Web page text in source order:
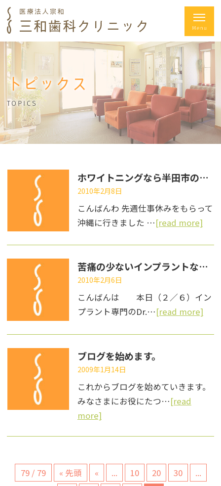
トピックス
TOPICS
ホワイトニングなら半田市の三和歯科
2010年2月8日
こんばんわ 先週仕事休みをもらって
沖縄に行きました …[read more]
苦痛の少ないインプラントなら半田市の三和歯科
2010年2月6日
こんばんは 本日（２／６）イン
プラント専門のDr.…[read more]
ブログを始めます。
2009年1月14日
これからブログを始めていきます。
みなさまにお役にたつ…[read
more]
79 / 79 « 先頭 « ... 10 20 30
...